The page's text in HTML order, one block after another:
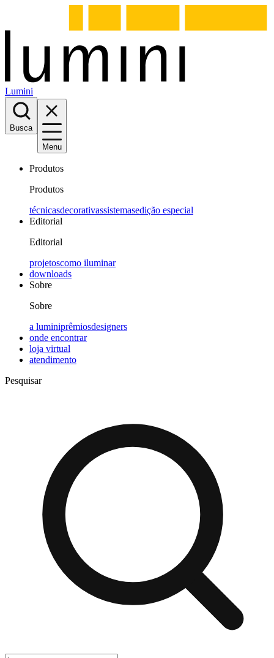
Lumini
Busca
Menu
Produtos
Produtos
técnicasdecorativassistemasedição especial
Editorial
Editorial
projetoscomo iluminar
downloads
Sobre
Sobre
a luminiprêmiosdesigners
onde encontrar
loja virtual
atendimento
Pesquisar